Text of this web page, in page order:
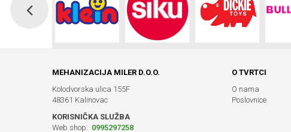
MEHANIZACIJA MILER D.O.O.
Kolodvorska ulica 155F
48361 Kalinovac
KORISNIČKA SLUŽBA
Web shop: 0995297258
O TVRTCI
O nama
Poslovnice